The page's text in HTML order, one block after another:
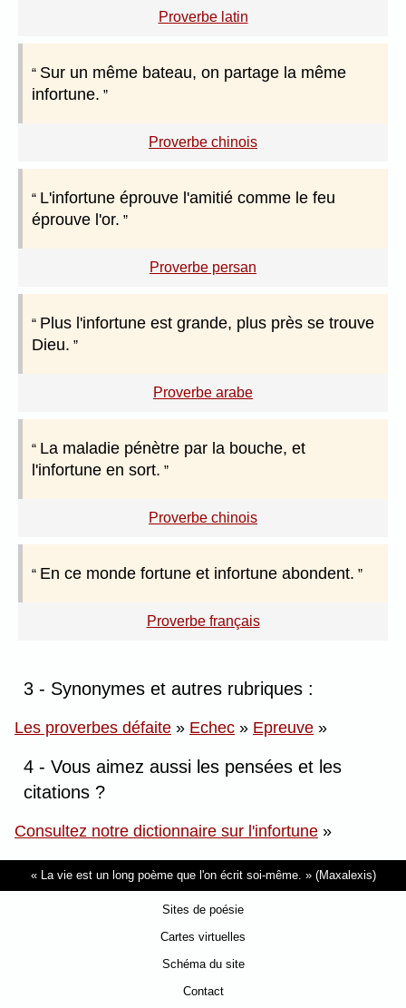
Proverbe latin
Sur un même bateau, on partage la même
infortune.
Proverbe chinois
L'infortune éprouve l'amitié comme le feu
éprouve l'or.
Proverbe persan
Plus l'infortune est grande, plus près se trouve
Dieu.
Proverbe arabe
La maladie pénètre par la bouche, et
l'infortune en sort.
Proverbe chinois
En ce monde fortune et infortune abondent.
Proverbe français
3 - Synonymes et autres rubriques :
Les proverbes défaite » Echec » Epreuve »
4 - Vous aimez aussi les pensées et les
citations ?
Consultez notre dictionnaire sur l'infortune »
La vie est un long poème que l'on écrit soi-même. (Maxalexis)
Sites de poésie
Cartes virtuelles
Schéma du site
Contact